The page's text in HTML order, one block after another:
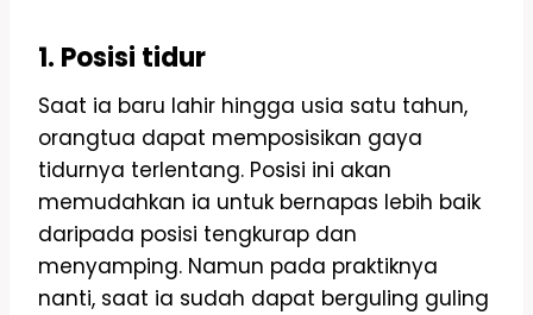
1. Posisi tidur
Saat ia baru lahir hingga usia satu tahun,
orangtua dapat memposisikan gaya
tidurnya terlentang. Posisi ini akan
memudahkan ia untuk bernapas lebih baik
daripada posisi tengkurap dan
menyamping. Namun pada praktiknya
nanti, saat ia sudah dapat berguling guling